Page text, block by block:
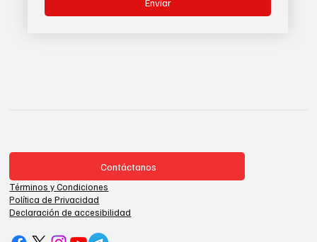
Enviar
Contáctanos
Términos y Condiciones
Política de Privacidad
Declaración de accesibilidad